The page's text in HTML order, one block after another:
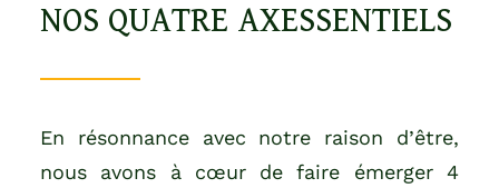
NOS QUATRE AXESSENTIELS
En résonnance avec notre raison d’être,
nous avons à cœur de faire émerger 4